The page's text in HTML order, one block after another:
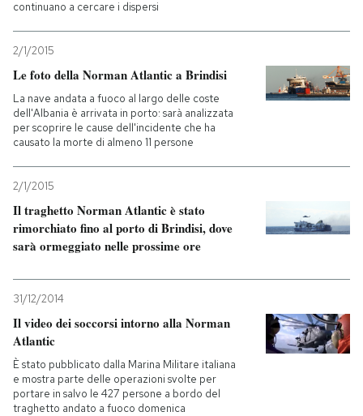
NEWSLETTER
SHOP
CALENDARIO
AREA PERSONALE
Entra
continuano a cercare i dispersi
2/1/2015
Le foto della Norman Atlantic a Brindisi
La nave andata a fuoco al largo delle coste
dell'Albania è arrivata in porto: sarà analizzata
per scoprire le cause dell'incidente che ha
causato la morte di almeno 11 persone
2/1/2015
Il traghetto Norman Atlantic è stato
rimorchiato fino al porto di Brindisi, dove
sarà ormeggiato nelle prossime ore
31/12/2014
Il video dei soccorsi intorno alla Norman
Atlantic
È stato pubblicato dalla Marina Militare italiana
e mostra parte delle operazioni svolte per
portare in salvo le 427 persone a bordo del
traghetto andato a fuoco domenica